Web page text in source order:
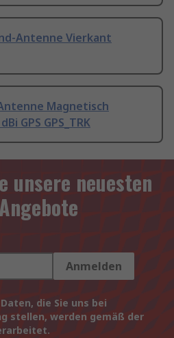
Antenne Vierkant
Magnetisch
GPS GPS_TRK
unsere neuesten
Anmelden
die Sie uns bei
stellen, werden gemäß der